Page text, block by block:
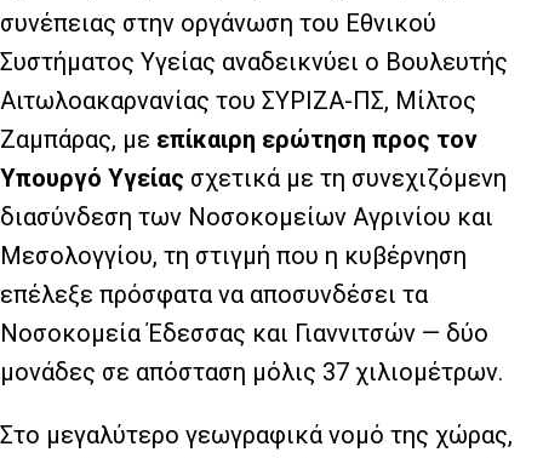
συνέπειας στην οργάνωση του Εθνικού
Συστήματος Υγείας αναδεικνύει ο Βουλευτής
Αιτωλοακαρνανίας του ΣΥΡΙΖΑ-ΠΣ, Μίλτος
Ζαμπάρας, με επίκαιρη ερώτηση προς τον
Υπουργό Υγείας σχετικά με τη συνεχιζόμενη
διασύνδεση των Νοσοκομείων Αγρινίου και
Μεσολογγίου, τη στιγμή που η κυβέρνηση
επέλεξε πρόσφατα να αποσυνδέσει τα
Νοσοκομεία Έδεσσας και Γιαννιτσών — δύο
μονάδες σε απόσταση μόλις 37 χιλιομέτρων.
Στο μεγαλύτερο γεωγραφικά νομό της χώρας,